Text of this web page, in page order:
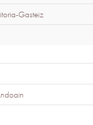
Gasteiz